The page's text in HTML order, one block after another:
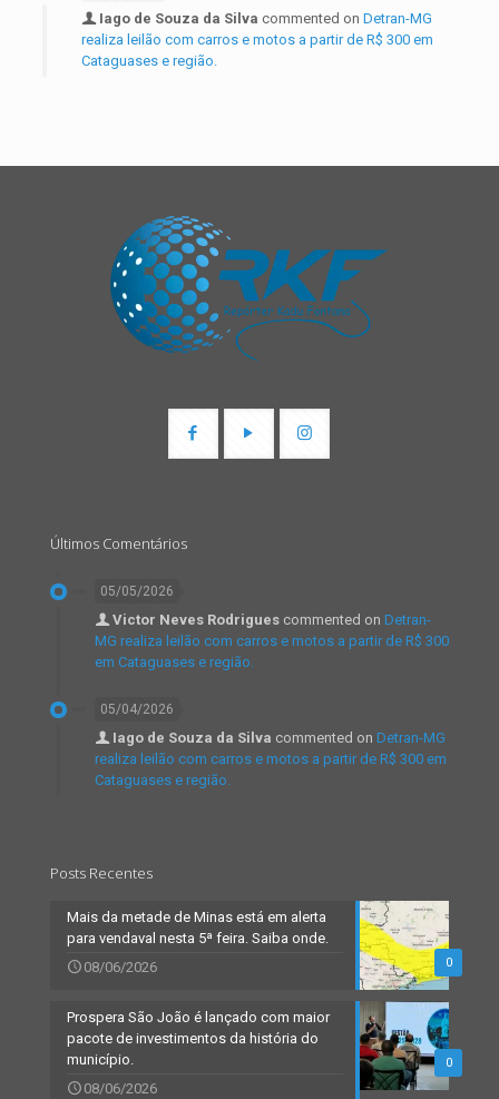
Iago de Souza da Silva commented on Detran-MG
realiza leilão com carros e motos a partir de R$ 300 em
Cataguases e região.
Últimos Comentários
05/05/2026
Victor Neves Rodrigues commented on Detran-
MG realiza leilão com carros e motos a partir de R$ 300
em Cataguases e região.
05/04/2026
Iago de Souza da Silva commented on Detran-MG
realiza leilão com carros e motos a partir de R$ 300 em
Cataguases e região.
Posts Recentes
0
Mais da metade de Minas está em alerta
para vendaval nesta 5ª feira. Saiba onde.
08/06/2026
0
Prospera São João é lançado com maior
pacote de investimentos da história do
município.
08/06/2026